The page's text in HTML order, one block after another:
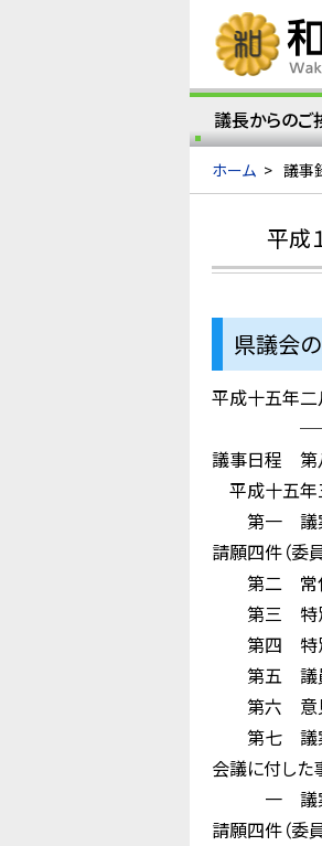
議長からのご
ホーム > 議事
平成
県議会
平成十五年
議事日程 第
平成十五年
第一 議案
請願四件（委
第二 常任
第三 特別
第四 特別
第五 議員
第六 意見
第七 議案
会議に付した
一 議案第
請願四件（委